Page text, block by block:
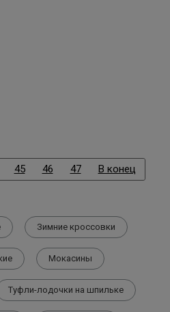
45 46 47 В конец
Зимние кроссовки
Мокасины
Туфли-лодочки на шпильке